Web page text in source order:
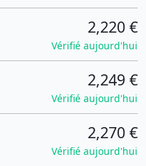
2,220 €
Vérifié aujourd'hui
2,249 €
Vérifié aujourd'hui
2,270 €
Vérifié aujourd'hui